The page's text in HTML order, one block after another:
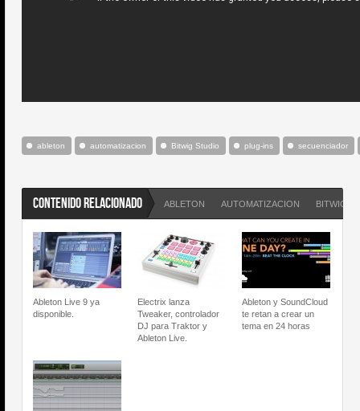
ableton automatizacion Bitwig Studio plug-ins secuenciador
CONTENIDO RELACIONADO ABLETON AUTOMATIZACION BITWIG
Ableton Live 9 ya
disponible.
Electrix lanza
Tweaker, controlador
DJ para Traktor y
Ableton Live.
Ableton y SoundCloud
te retan a crear un
tema en 24 horas